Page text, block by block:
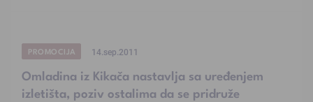
PROMOCIJA 14.sep.2011
Omladina iz Kikača nastavlja sa uređenjem
izletišta, poziv ostalima da se pridruže